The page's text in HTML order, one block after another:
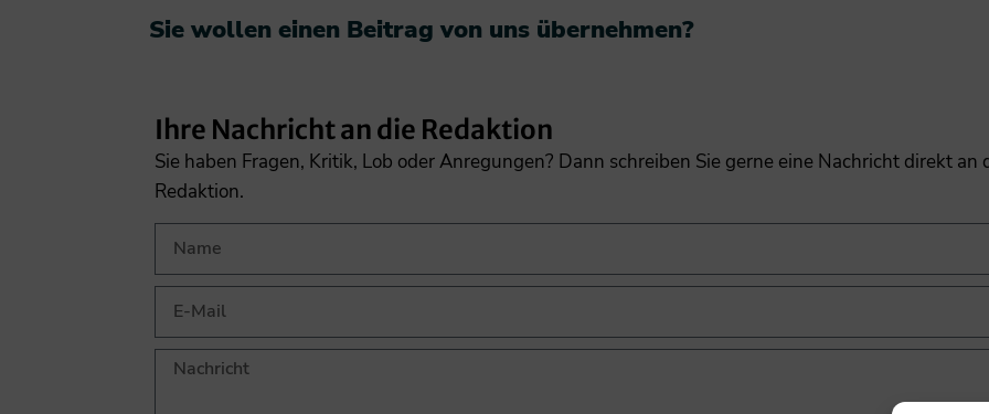
Sie wollen einen Beitrag von uns übernehmen?​
Ihre Nachricht an die Redaktion
Sie haben Fragen, Kritik, Lob oder Anregungen? Dann schreiben Sie gerne eine Nachricht direkt an
Redaktion.